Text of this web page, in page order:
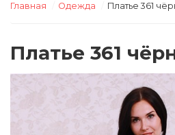
Главная Одежда Платье 361
Платье 361